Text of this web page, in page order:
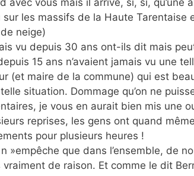
avec vous mais il arrive, si, si,
sur les massifs de la Haute Tarentaise
neige)
vu depuis 30 ans ont-ils dit mais
15 ans n’avaient jamais vu une
(et maire de la commune) qui est
situation. Dommage qu’on ne
je vous en aurait bien mis une
reprises, les gens ont quand
pour plusieurs heures !
»empêche que dans l’ensemble, de
vraiment de raison. Et comme le dit